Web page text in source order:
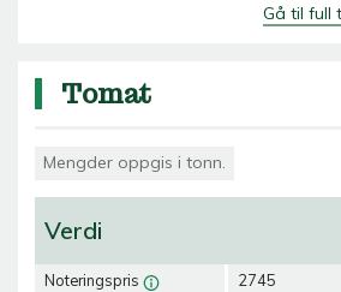
Gå til full
Tomat
Mengder oppgis i tonn.
Verdi
Noteringspris 2745